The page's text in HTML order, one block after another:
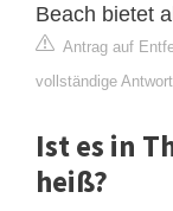
Beach bietet
Antrag auf
vollständige
Ist es in
heiß?